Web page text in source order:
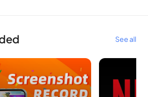
มาและปิดมัน พร้อมกันนี้ แอปยังแนะนำวิธีแก้
เตอรี่อื่นๆ เช่น การเปิดการช่วยการเข้าถึง
ฯ…
ถทำงานอื่นๆ เช่น บล็อกการแจ้งเตือน
See all